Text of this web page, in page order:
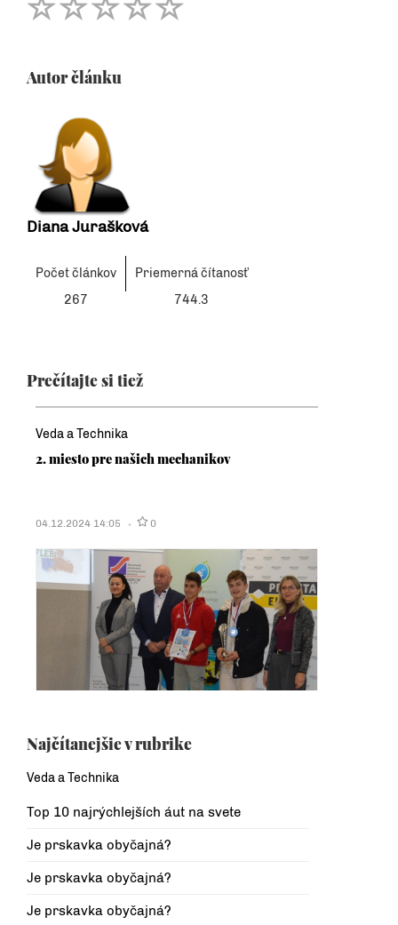
Autor článku
Diana Jurašková
Počet článkov
Priemerná čítanosť
267
744.3
Prečítajte si tiež
Veda a Technika
2. miesto pre našich mechanikov
04.12.2024 14:05 0
Najčítanejšie v rubrike
Veda a Technika
Top 10 najrýchlejších áut na svete
Je prskavka obyčajná?
Je prskavka obyčajná?
Je prskavka obyčajná?